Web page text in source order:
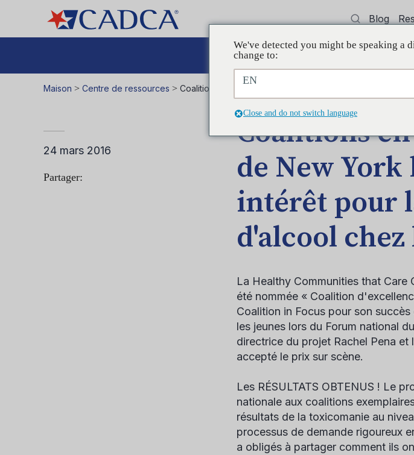
Blog
Plaidoyer Formation
Maison > Centre de ressources > Coalitions en action : la coalition de New York honorée
24 mars 2016
Partager:
Coalitions
de New
intérêt pour
d'alcool chez
La Healthy Communities that
été nommée « Coalition
Coalition in Focus pour son
les jeunes lors du Forum national
directrice du projet Rachel Pena
accepté le prix sur scène.
Les RÉSULTATS OBTENUS ! Le
nationale aux coalitions
résultats de la toxicomanie au
processus de demande rigoureux
a obligés à partager comment ils
We've detected you might be speaking a
change to:
EN
Close and do not switch language